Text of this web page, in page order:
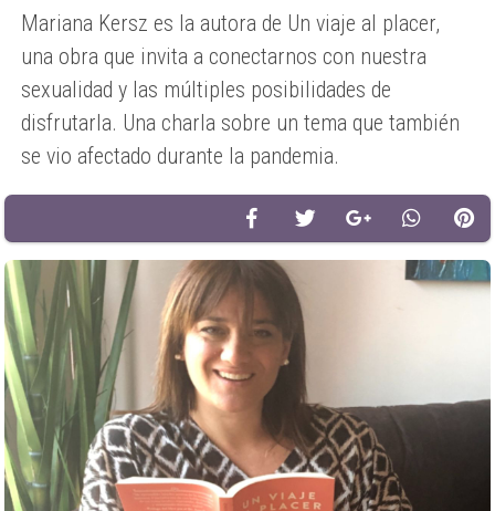
Mariana Kersz es la autora de Un viaje al placer,
una obra que invita a conectarnos con nuestra
sexualidad y las múltiples posibilidades de
disfrutarla. Una charla sobre un tema que también
se vio afectado durante la pandemia.